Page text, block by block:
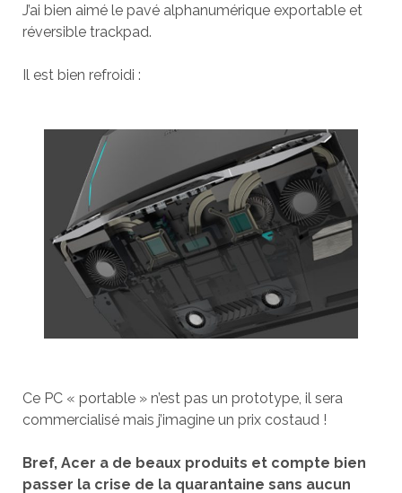
J’ai bien aimé le pavé alphanumérique exportable et
réversible trackpad.
Il est bien refroidi :
Ce PC « portable » n’est pas un prototype, il sera
commercialisé mais j’imagine un prix costaud !
Bref, Acer a de beaux produits et compte bien
passer la crise de la quarantaine sans aucun